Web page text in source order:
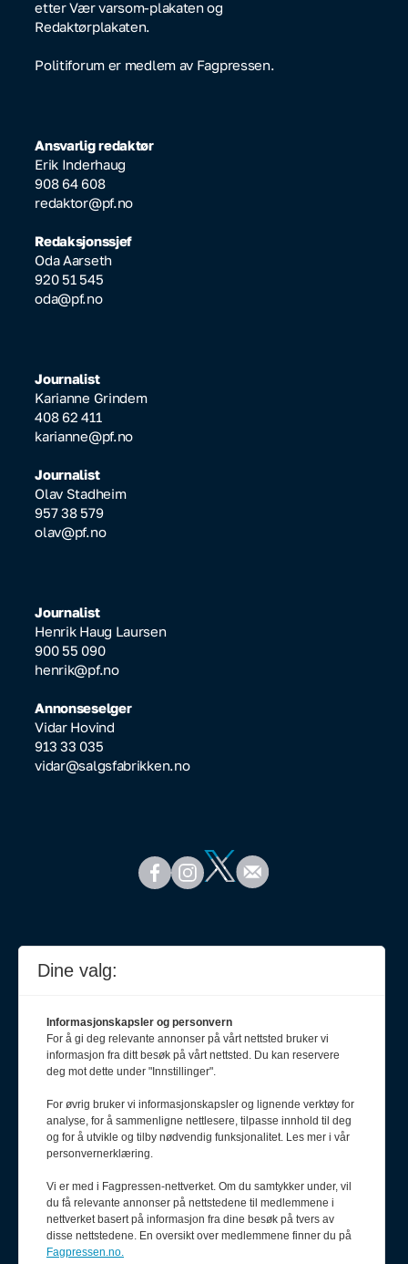
etter Vær varsom-plakaten og
Redaktørplakaten.
Politiforum er medlem av Fagpressen.
Ansvarlig redaktør
Erik Inderhaug
908 64 608
redaktor@pf.no
Redaksjonssjef
Oda Aarseth
920 51 545
oda@pf.no
Journalist
Karianne Grindem
408 62 411
karianne@pf.no
Journalist
Olav Stadheim
957 38 579
olav@pf.no
Journalist
Henrik Haug Laursen
900 55 090
henrik@pf.no
Annonseselger
Vidar Hovind
913 33 035
vidar@salgsfabrikken.no
Meld deg på nyhetsbrev
Dine valg:
Informasjonskapsler og personvern
For å gi deg relevante annonser på vårt nettsted bruker vi
informasjon fra ditt besøk på vårt nettsted. Du kan reservere
deg mot dette under "Innstillinger".
For øvrig bruker vi informasjonskapsler og lignende verktøy for
analyse, for å sammenligne nettlesere, tilpasse innhold til deg
og for å utvikle og tilby nødvendig funksjonalitet. Les mer i vår
personvernerklæring.
Vi er med i Fagpressen-nettverket. Om du samtykker under, vil
du få relevante annonser på nettstedene til medlemmene i
nettverket basert på informasjon fra dine besøk på tvers av
disse nettstedene. En oversikt over medlemmene finner du på
Fagpressen.no.